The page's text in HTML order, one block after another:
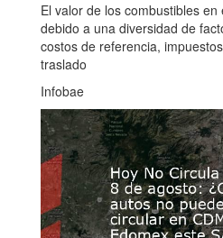
El valor de los combustibles
debido a una diversidad de
costos de referencia,
traslado
Infobae